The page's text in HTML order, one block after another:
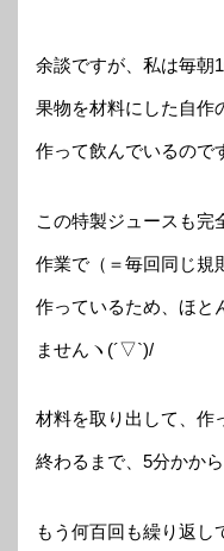
余談ですが、私は毎朝
果物を材料にした自作
作って飲んでいるので
この特製ジュースも完
作業で（＝毎回同じ規
作っているため、ほと
ませんヽ(´▽`)/
材料を取り出して、作
終わるまで、5分かから
もう何百回も繰り返し